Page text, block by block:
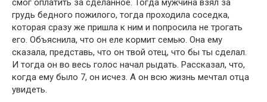
смог оплатить за сделанное. Тогда мужчина взял за
грудь бедного пожилого, тогда проходила соседка,
которая сразу же пришла к ним и попросила не трогать
его. Объяснила, что он еле кормит семью. Она ему
сказала, представь, что он твой отец, что бы ты сделал.
И тогда он во весь голос начал рыдать. Рассказал, что,
когда ему было 7, он исчез. А он всю жизнь мечтал отца
увидеть.